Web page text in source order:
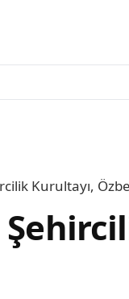
Kurultayı,